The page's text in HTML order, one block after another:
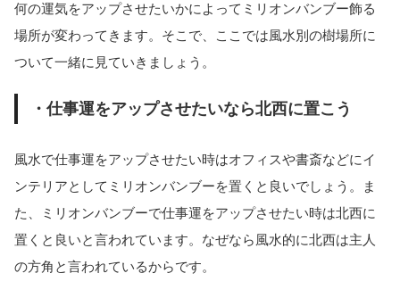
何の運気をアップさせたいかによってミリオンバンブー飾る
場所が変わってきます。そこで、ここでは風水別の樹場所に
ついて一緒に見ていきましょう。
・仕事運をアップさせたいなら北西に置こう
風水で仕事運をアップさせたい時はオフィスや書斎などにイ
ンテリアとしてミリオンバンブーを置くと良いでしょう。ま
た、ミリオンバンブーで仕事運をアップさせたい時は北西に
置くと良いと言われています。なぜなら風水的に北西は主人
の方角と言われているからです。